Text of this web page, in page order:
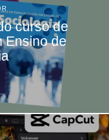
curso de
Ensino de